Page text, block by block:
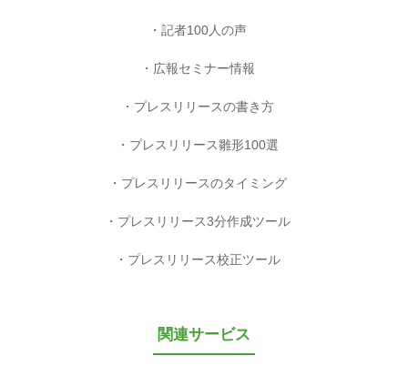
記者100人の声
広報セミナー情報
プレスリリースの書き方
プレスリリース雛形100選
プレスリリースのタイミング
プレスリリース3分作成ツール
プレスリリース校正ツール
関連サービス